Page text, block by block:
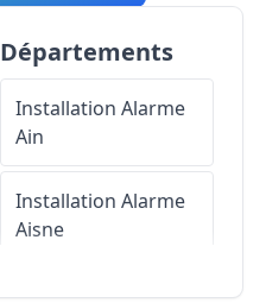
Départements
Installation Alarme
Ain
Installation Alarme
Aisne
Installation Alarme